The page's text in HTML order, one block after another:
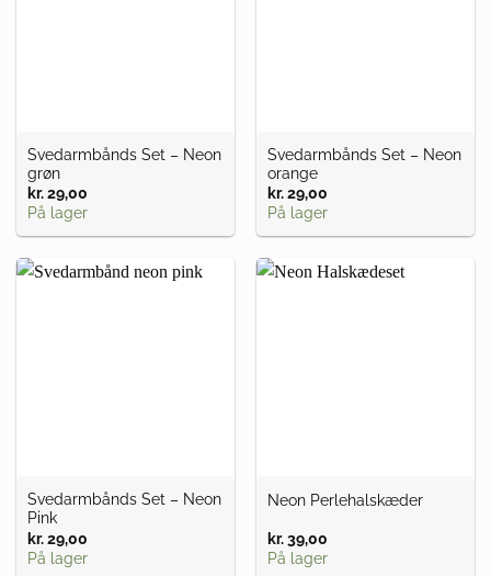
Svedarmbånds Set – Neon
grøn
kr.29,00
På lager
Svedarmbånds Set – Neon
orange
kr.29,00
På lager
Svedarmbånds Set – Neon
Pink
kr.29,00
På lager
Neon Perlehalskæder
kr.39,00
På lager